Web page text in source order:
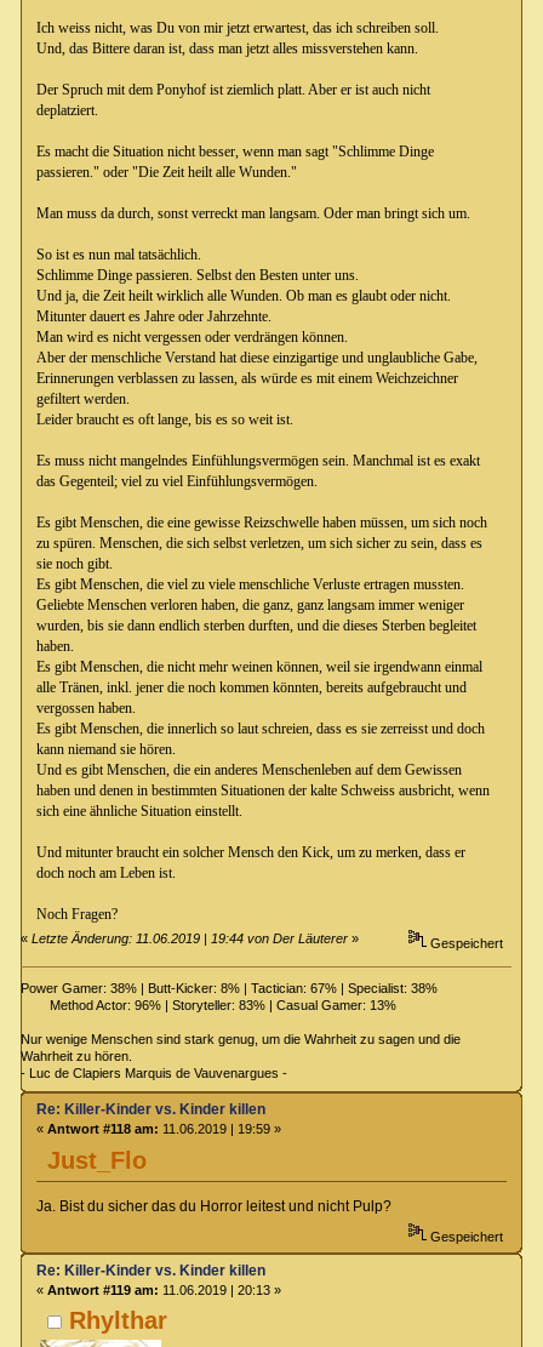
Ich weiss nicht, was Du von mir jetzt erwartest, das ich schreiben soll.
Und, das Bittere daran ist, dass man jetzt alles missverstehen kann.
Der Spruch mit dem Ponyhof ist ziemlich platt. Aber er ist auch nicht
deplatziert.
Es macht die Situation nicht besser, wenn man sagt "Schlimme Dinge
passieren." oder "Die Zeit heilt alle Wunden."
Man muss da durch, sonst verreckt man langsam. Oder man bringt sich um.
So ist es nun mal tatsächlich.
Schlimme Dinge passieren. Selbst den Besten unter uns.
Und ja, die Zeit heilt wirklich alle Wunden. Ob man es glaubt oder nicht.
Mitunter dauert es Jahre oder Jahrzehnte.
Man wird es nicht vergessen oder verdrängen können.
Aber der menschliche Verstand hat diese einzigartige und unglaubliche Gabe,
Erinnerungen verblassen zu lassen, als würde es mit einem Weichzeichner
gefiltert werden.
Leider braucht es oft lange, bis es so weit ist.
Es muss nicht mangelndes Einfühlungsvermögen sein. Manchmal ist es exakt
das Gegenteil; viel zu viel Einfühlungsvermögen.
Es gibt Menschen, die eine gewisse Reizschwelle haben müssen, um sich noch
zu spüren. Menschen, die sich selbst verletzen, um sich sicher zu sein, dass es
sie noch gibt.
Es gibt Menschen, die viel zu viele menschliche Verluste ertragen mussten.
Geliebte Menschen verloren haben, die ganz, ganz langsam immer weniger
wurden, bis sie dann endlich sterben durften, und die dieses Sterben begleitet
haben.
Es gibt Menschen, die nicht mehr weinen können, weil sie irgendwann einmal
alle Tränen, inkl. jener die noch kommen könnten, bereits aufgebraucht und
vergossen haben.
Es gibt Menschen, die innerlich so laut schreien, dass es sie zerreisst und doch
kann niemand sie hören.
Und es gibt Menschen, die ein anderes Menschenleben auf dem Gewissen
haben und denen in bestimmten Situationen der kalte Schweiss ausbricht, wenn
sich eine ähnliche Situation einstellt.
Und mitunter braucht ein solcher Mensch den Kick, um zu merken, dass er
doch noch am Leben ist.
Noch Fragen?
«Letzte Änderung: 11.06.2019 | 19:44 von Der Läuterer » Gespeichert
Power Gamer: 38% | Butt-Kicker: 8% | Tactician: 67% | Specialist: 38%
Method Actor: 96% | Storyteller: 83% | Casual Gamer: 13%
Nur wenige Menschen sind stark genug, um die Wahrheit zu sagen und die
Wahrheit zu hören.
- Luc de Clapiers Marquis de Vauvenargues -
Just_Flo
Re: Killer-Kinder vs. Kinder killen
« Antwort #118 am: 11.06.2019 | 19:59 »
Ja. Bist du sicher das du Horror leitest und nicht Pulp?
Gespeichert
Rhylthar
Re: Killer-Kinder vs. Kinder killen
« Antwort #119 am: 11.06.2019 | 20:13 »